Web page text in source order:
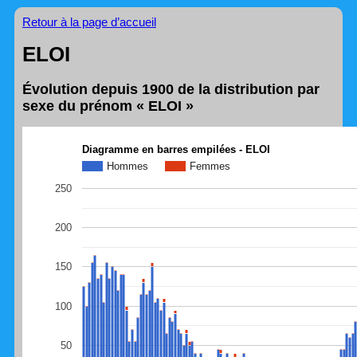
Retour à la page d’accueil
ELOI
Évolution depuis 1900 de la distribution par
sexe du prénom « ELOI »
Diagramme en barres empilées - ELOI
Hommes
Femmes
50
100
150
200
250